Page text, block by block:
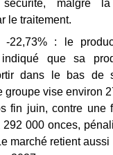
malgré la
le traitement.
-22,73% : le
que sa
dans le bas de
groupe vise environ
fin juin, contre une
000 onces,
marché retient